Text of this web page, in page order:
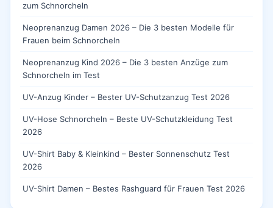
zum Schnorcheln
Neoprenanzug Damen 2026 – Die 3 besten Modelle für
Frauen beim Schnorcheln
Neoprenanzug Kind 2026 – Die 3 besten Anzüge zum
Schnorcheln im Test
UV-Anzug Kinder – Bester UV-Schutzanzug Test 2026
UV-Hose Schnorcheln – Beste UV-Schutzkleidung Test
2026
UV-Shirt Baby & Kleinkind – Bester Sonnenschutz Test
2026
UV-Shirt Damen – Bestes Rashguard für Frauen Test 2026